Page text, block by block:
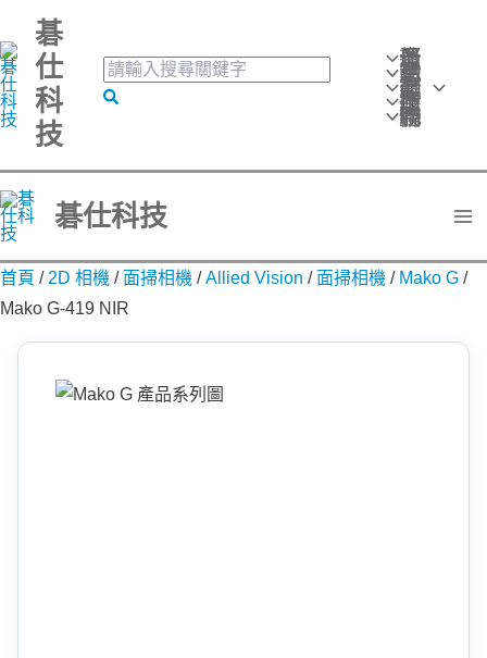
至
主
要
容
碁
仕
科
技
搜
尋
關
搜
最新消息
活動訊息
產品分類
技術應用
聯絡我們
碁仕科技
首頁 / 2D 相機 / 面掃相機 /Allied Vision / 面掃相機 / Mako G /
Mako G-419 NIR